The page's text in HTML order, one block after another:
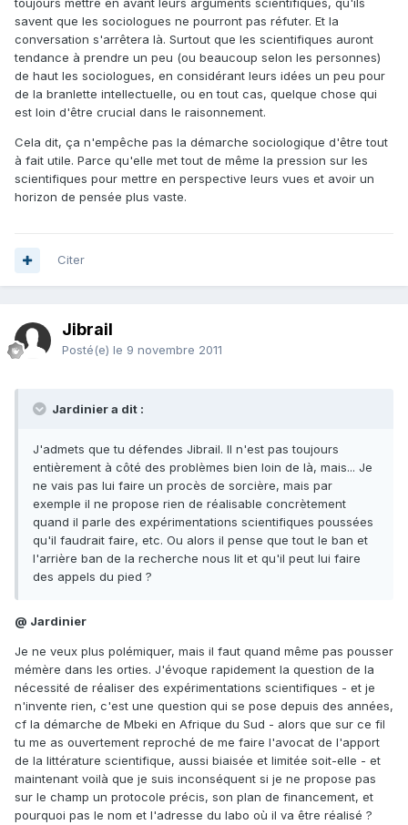
toujours mettre en avant leurs arguments scientifiques, qu'ils
savent que les sociologues ne pourront pas réfuter. Et la
conversation s'arrêtera là. Surtout que les scientifiques auront
tendance à prendre un peu (ou beaucoup selon les personnes)
de haut les sociologues, en considérant leurs idées un peu pour
de la branlette intellectuelle, ou en tout cas, quelque chose qui
est loin d'être crucial dans le raisonnement.
Cela dit, ça n'empêche pas la démarche sociologique d'être tout
à fait utile. Parce qu'elle met tout de même la pression sur les
scientifiques pour mettre en perspective leurs vues et avoir un
horizon de pensée plus vaste.
Citer
Jibrail
Posté(e) le 9 novembre 2011
Jardinier a dit :
J'admets que tu défendes Jibrail. Il n'est pas toujours
entièrement à côté des problèmes bien loin de là, mais... Je
ne vais pas lui faire un procès de sorcière, mais par
exemple il ne propose rien de réalisable concrètement
quand il parle des expérimentations scientifiques poussées
qu'il faudrait faire, etc. Ou alors il pense que tout le ban et
l'arrière ban de la recherche nous lit et qu'il peut lui faire
des appels du pied ?
@ Jardinier
Je ne veux plus polémiquer, mais il faut quand même pas pousser
mémère dans les orties. J'évoque rapidement la question de la
nécessité de réaliser des expérimentations scientifiques - et je
n'invente rien, c'est une question qui se pose depuis des années,
cf la démarche de Mbeki en Afrique du Sud - alors que sur ce fil
tu me as ouvertement reproché de me faire l'avocat de l'apport
de la littérature scientifique, aussi biaisée et limitée soit-elle - et
maintenant voilà que je suis inconséquent si je ne propose pas
sur le champ un protocole précis, son plan de financement, et
pourquoi pas le nom et l'adresse du labo où il va être réalisé ?